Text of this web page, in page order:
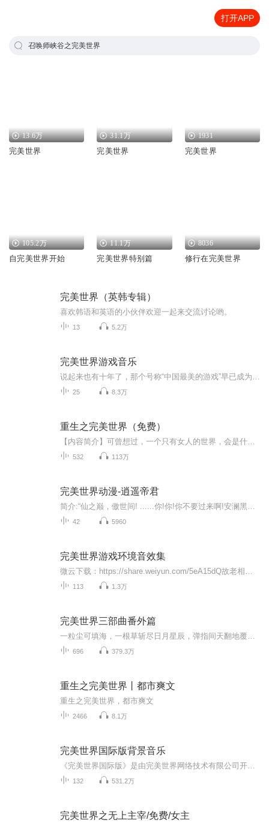
打开APP
召唤师峡谷之完美世界
13.6万
完美世界
31.1万
完美世界
1931
完美世界
105.2万
自完美世界开始
11.1万
完美世界特别篇
8036
修行在完美世界
完美世界（英韩专辑）
喜欢韩语和英语的小伙伴欢迎一起来交流讨论哟。
13 5.2万
完美世界游戏音乐
25 8.3万
重生之完美世界（免费）
532 113万
完美世界动漫-逍遥帝君
42 5960
完美世界游戏环境音效集
113 1.3万
完美世界三部曲番外篇
696 379.3万
重生之完美世界丨都市爽文
重生之完美世界，都市爽文
2466 8.1万
完美世界国际版背景音乐
132 531.2万
完美世界之无上主宰/免费/女主